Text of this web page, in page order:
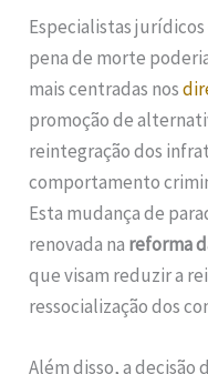
Especialistas
pena de morte
mais centradas nos
promoção de
reintegração dos
comportamento
Esta mudança de
renovada na reforma
que visam reduzir a
ressocialização dos
Além disso, a decisão